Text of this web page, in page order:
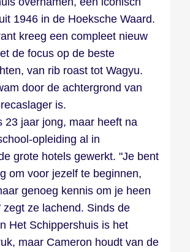
1946 in de Hoeksche Waard.
kreeg een compleet nieuw
de focus op de beste
van rib roast tot Wagyu.
door de achtergrond van
is.
23 jaar jong, maar heeft na
opleiding al in
grote hotels gewerkt. "Je bent
om voor jezelf te beginnen,
genoeg kennis om je heen
zegt ze lachend. Sinds de
Het Schippershuis is het
maar Cameron houdt van de